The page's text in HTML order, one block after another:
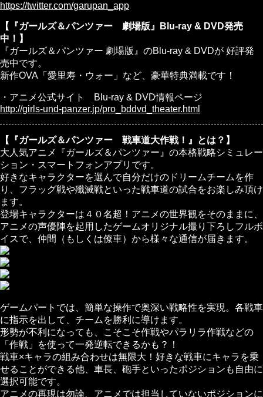
https://twitter.com/garupan_app
【『ガールズ＆パンツァー 劇場版』Blu-ray & DVD発売
中！】
『ガールズ＆パンツァー 劇場版』のBlu-ray & DVDが 好評発
売中です。
新作OVA「愛里寿・ウォー」など、豪華特典満載です！
・アニメ公式サイト Blu-ray & DVD情報ページ
http://girls-und-panzer.jp/pro_bddvd_theater.html
【『ガールズ＆パンツァー 戦車道大作戦！』とは？】
大人気アニメ『ガールズ＆パンツァー』の本格戦略シミュレー
ション・スマートフォンアプリです。
好きなキャラクターを選んで自分だけのドリームチームを作
り、フラッグ戦や殲滅戦といった戦車道の試合をお楽しみ頂け
ます。
登場キャラクターは４０名超！アニメの世界観をそのままに、
アニメの声優陣を起用したゲームオリジナル撮り下ろしフルボ
イスで、仲間（もしくは僚車）から様々な通信が届きます。
ゲームパートでは、簡単な操作で奥深い戦略性を実現。各戦車
に指示を出して、チームを勝利に導けます。
形勢が不利になっても、こそこそ作戦やパラリラ作戦などの
「作戦」を使って一発逆転できるかも？！
戦車×キャラの組み合わせは無限大！好きな戦車にキャラを乗
せることができる他、車長、砲手といったポジションも自由に
選択可能です。
アニメの再現は勿論、アニメでは担当していないポジションに